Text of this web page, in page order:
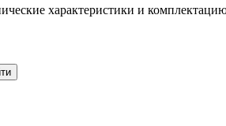
характеристики и